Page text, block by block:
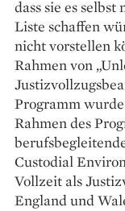
dass sie es
Liste schaffen
nicht vorstellen
Rahmen von
Programm
Rahmen des
Custodial
Vollzeit als
England und